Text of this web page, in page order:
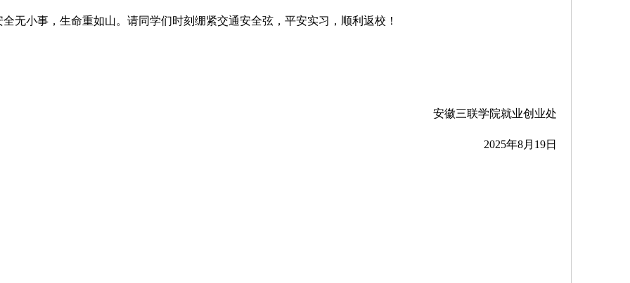
全无小事，生命重如山。请同学们时刻绷紧交通安全弦，平安实习，顺利返校！
安徽三联学院就业创业处
2025年8月19日